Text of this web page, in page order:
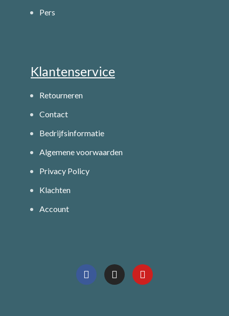
Pers
Klantenservice
Retourneren
Contact
Bedrijfsinformatie
Algemene voorwaarden
Privacy Policy
Klachten
Account